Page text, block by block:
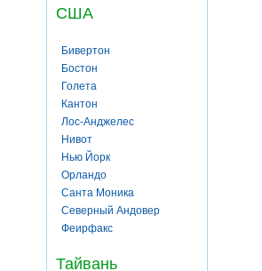
США
Бивертон
Бостон
Голета
Кантон
Лос-Анджелес
Нивот
Нью Йорк
Орландо
Санта Моника
Северный Андовер
Феирфакс
Тайвань